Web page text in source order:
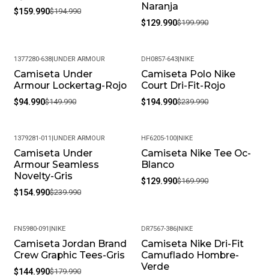
Producto En Las Mejores Condiciones, Recomendamos
Limpiarlos Con Un Paño Húmedo Y Evitar El Uso De
• Peso Del Producto: Ligero, Ideal Para Uso Diario.
$159.990$194.990
Naranja
$129.990$199.990
-37%
1377280-638|UNDER ARMOUR
Camiseta Under
Armour Lockertag-Rojo
$94.990$149.990
-19%
DH0857-643|NIKE
Camiseta Polo Nike
Court Dri-Fit-Rojo
$194.990$239.990
-35%
1379281-011 |UNDER ARMOUR
Camiseta Under
Armour Seamless
Novelty-Gris
$154.990$239.990
-24%
HF6205-100|NIKE
Camiseta Nike Tee Oc-
Blanco
$129.990$169.990
-19%
FN5980-091 |NIKE
Camiseta Jordan Brand
Crew Graphic Tees-Gris
$144.990$179.990
-33%
DR7567-386|NIKE
Camiseta Nike Dri-Fit
Camuflado Hombre-
Verde